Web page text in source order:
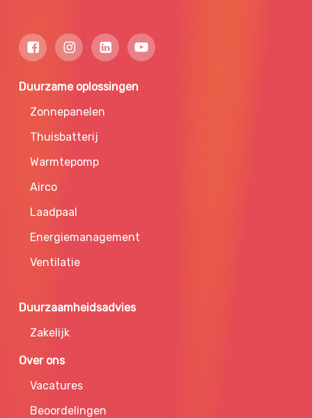
Duurzame oplossingen
Zonnepanelen
Thuisbatterij
Warmtepomp
Airco
Laadpaal
Energiemanagement
Ventilatie
Duurzaamheidsadvies
Zakelijk
Over ons
Vacatures
Beoordelingen